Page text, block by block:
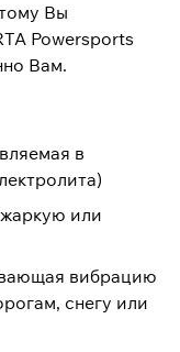
Вы
Powersports
Вам.
в
или
вибрацию
снегу или